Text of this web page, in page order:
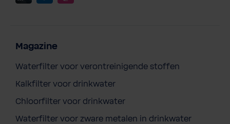
Magazine
Waterfilter voor verontreinigende stoffen
Kalkfilter voor drinkwater
Chloorfilter voor drinkwater
Waterfilter voor zware metalen in drinkwater